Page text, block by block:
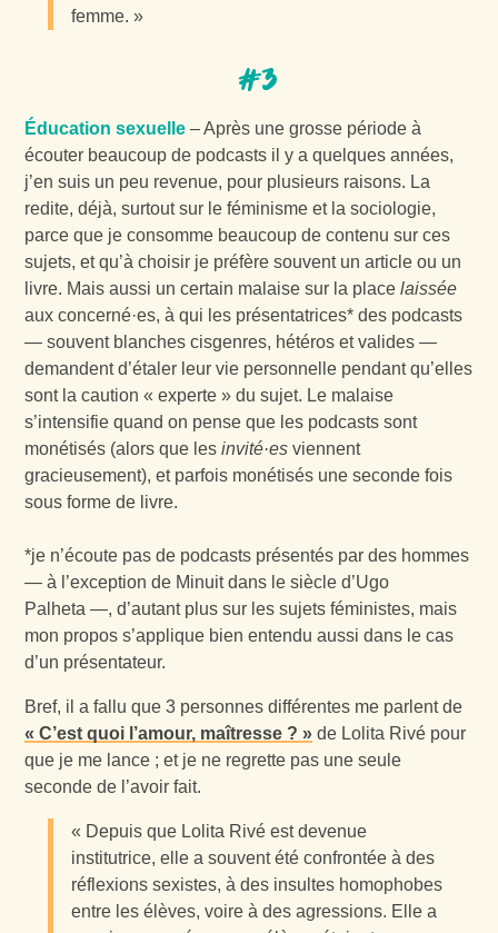
femme. »
#3
Éducation sexuelle – Après une grosse période à
écouter beaucoup de podcasts il y a quelques années,
j’en suis un peu revenue, pour plusieurs raisons. La
redite, déjà, surtout sur le féminisme et la sociologie,
parce que je consomme beaucoup de contenu sur ces
sujets, et qu’à choisir je préfère souvent un article ou un
livre. Mais aussi un certain malaise sur la placelaissée
aux concerné·es, à qui les présentatrices* des podcasts
— souvent blanches cisgenres, hétéros et valides —
demandent d’étaler leur vie personnelle pendant qu’elles
sont la caution « experte » du sujet. Le malaise
s’intensifie quand on pense que les podcasts sont
monétisés (alors que lesinvité·es viennent
gracieusement), et parfois monétisés une seconde fois
sous forme de livre.
*je n’écoute pas de podcasts présentés par des hommes
— à l’exception de Minuit dans le siècle d’Ugo
Palheta —, d’autant plus sur les sujets féministes, mais
mon propos s’applique bien entendu aussi dans le cas
d’un présentateur.
Bref, il a fallu que 3 personnes différentes me parlent de
« C’est quoi l’amour, maîtresse ? » de Lolita Rivé pour
que je me lance ; et je ne regrette pas une seule
seconde de l’avoir fait.
« Depuis que Lolita Rivé est devenue
institutrice, elle a souvent été confrontée à des
réflexions sexistes, à des insultes homophobes
entre les élèves, voire à des agressions. Elle a